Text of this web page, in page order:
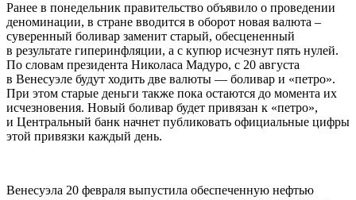
Ранее в понедельник правительство объявило о проведении
деноминации, в стране вводится в оборот новая валюта –
суверенный боливар заменит старый, обесцененный
в результате гиперинфляции, а с купюр исчезнут пять нулей.
По словам президента Николаса Мадуро, с 20 августа
в Венесуэле будут ходить две валюты — боливар и «петро».
При этом старые деньги также пока остаются до момента их
исчезновения. Новый боливар будет привязан к «петро»,
и Центральный банк начнет публиковать официальные цифры
этой привязки каждый день.
Венесуэла 20 февраля выпустила обеспеченную нефтью